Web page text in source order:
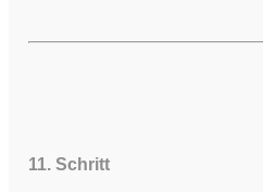
11. Schritt